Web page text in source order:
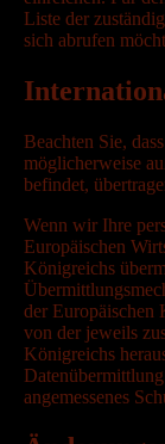
Liste der
sich abrufen
Beachten Sie,
möglicherweise
befindet,
Wenn wir Ihre
Europäischen
Königreichs
der Europäischen
von der jeweils
Königreichs
angemessenes